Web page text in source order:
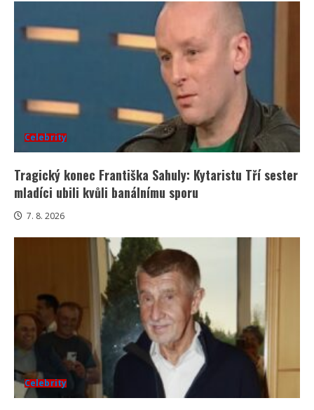
Celebrity
Tragický konec Františka Sahuly: Kytaristu Tří sester
mladíci ubili kvůli banálnímu sporu
7. 8. 2026
Celebrity